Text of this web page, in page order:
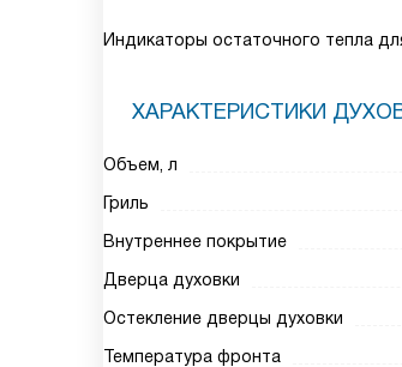
Индикаторы остаточного тепла
ХАРАКТЕРИСТИКИ
Объем, л
Гриль
Внутреннее покрытие
Дверца духовки
Остекление дверцы духовки
Температура фронта